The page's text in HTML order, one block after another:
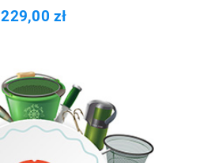
229,00 zł